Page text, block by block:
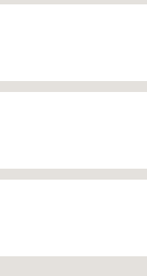
冷卻設備、網絡和